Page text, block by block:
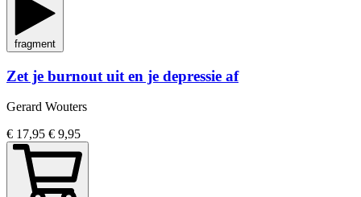
fragment
Zet je burnout uit en je depressie af
Gerard Wouters
€ 17,95 € 9,95